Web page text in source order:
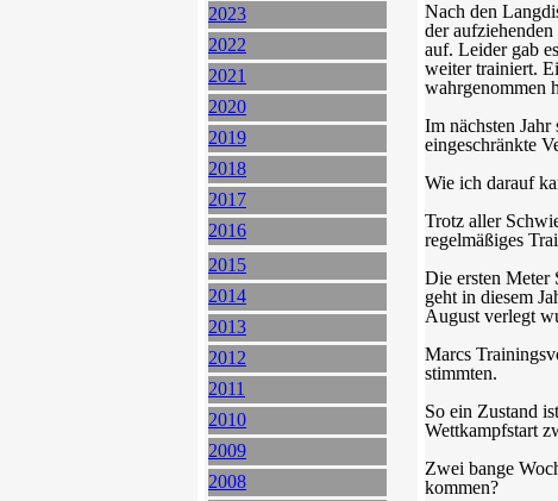
2023
2022
2021
2020
2019
2018
2017
2016
2015
2014
2013
2012
2011
2010
2009
2008
Nach den
der
auf. Leider gab
weiter trainiert.
wahrgenommen
Im nächsten
eingeschränkte
Wie ich darauf
Trotz aller
regelmäßiges
Die ersten Meter
geht in diesem
August verlegt
Marcs
stimmten.
So ein Zustand
Wettkampfstart
Zwei bange
kommen?